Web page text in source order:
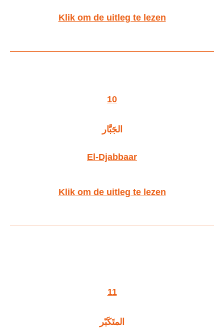
Klik om de uitleg te lezen
10
الجَبَّار
El-Djabbaar
Klik om de uitleg te lezen
11
المتَكَبّر